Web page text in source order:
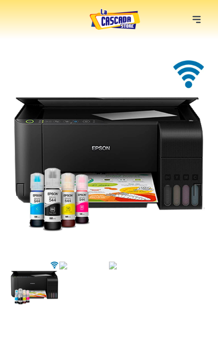
Previous Next